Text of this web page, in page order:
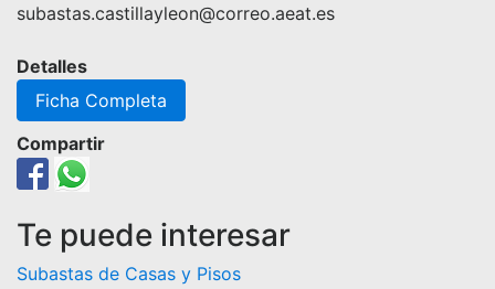
subastas.castillayleon@correo.aeat.es
Detalles
Ficha Completa
Compartir
Te puede interesar
Subastas de Casas y Pisos